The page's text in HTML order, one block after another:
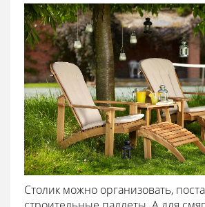
Столик можно организовать,